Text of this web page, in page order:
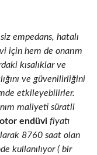
empedans, hatalı
için hem de onarım
kısalıklar ve
ve güvenilirliğini
etkileyebilirler.
maliyeti süratli
endüvi fiyatı
8760 saat olan
kullanılıyor ( bir